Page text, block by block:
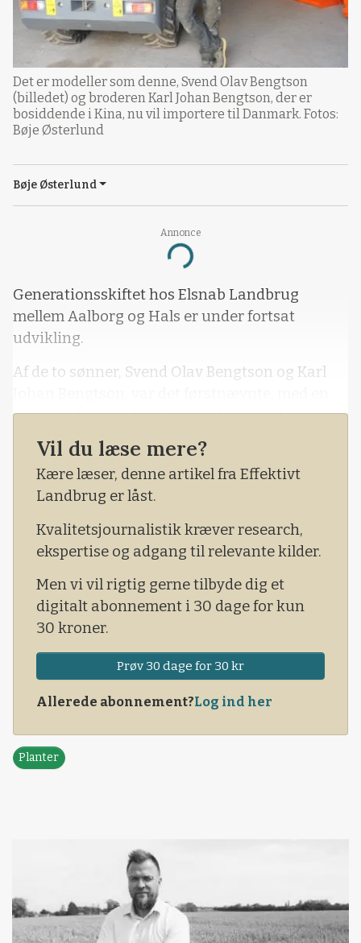
Annonce
Loading...
Det er modeller som denne, Svend Olav Bengtson
(billedet) og broderen Karl Johan Bengtson, der er
bosiddende i Kina, nu vil importere til Danmark. Fotos:
Bøje Østerlund
Bøje Østerlund
Generationsskiftet hos Elsnab Landbrug
mellem Aalborg og Hals er under fortsat
udvikling.
Af de to sønner, Svend Olav Bengtson og Karl
uddannelse som landbrugsteknolog, der
sammen med deres far, Klaus Aage Bengtson,
gik ind i ejerskabet og driften af Elsnab
Landbrug.
anderledes vej ved at drive et handelsselskab i
Kina, hvor han blandt andet producerer
bambusundertøj til eksport til Vesten.
Vil du læse mere?
Kære læser, denne artikel fra Effektivt
Landbrug er låst.
Kvalitetsjournalistik kræver research,
ekspertise og adgang til relevante kilder.
Men vi vil rigtig gerne tilbyde dig et
digitalt abonnement i 30 dage for kun
30 kroner.
Prøv 30 dage for 30 kr
Allerede abonnement?Log ind her
Planter